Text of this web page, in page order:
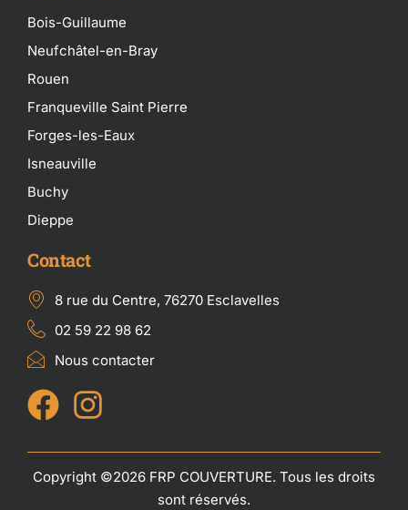
Bois-Guillaume
Neufchâtel-en-Bray
Rouen
Franqueville Saint Pierre
Forges-les-Eaux
Isneauville
Buchy
Dieppe
Contact
8 rue du Centre, 76270 Esclavelles
02 59 22 98 62
Nous contacter
Copyright ©2026 FRP COUVERTURE. Tous les droits
sont réservés.